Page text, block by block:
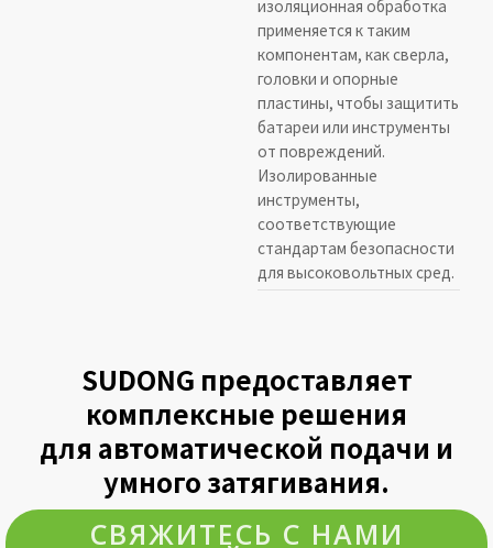
изоляционная обработка
применяется к таким
компонентам, как сверла,
головки и опорные
пластины, чтобы защитить
батареи или инструменты
от повреждений.
Изолированные
инструменты,
соответствующие
стандартам безопасности
для высоковольтных сред.
SUDONG предоставляет
комплексные решения
для автоматической подачи и
умного затягивания.
СВЯЖИТЕСЬ С НАМИ